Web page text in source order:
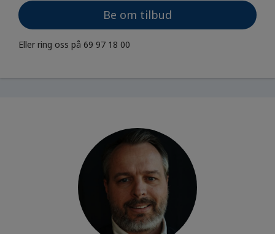
Be om tilbud
Eller ring oss på 69 97 18 00